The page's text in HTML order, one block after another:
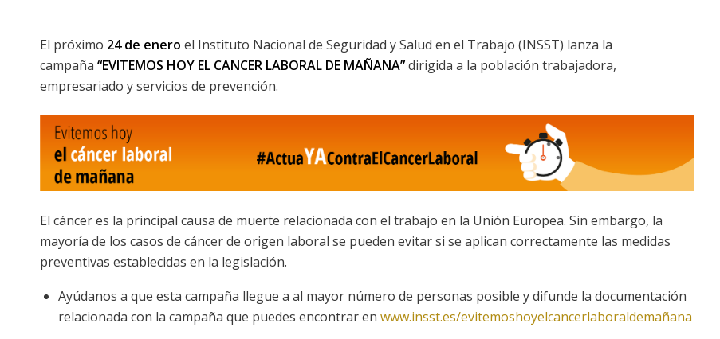
El próximo 24 de enero el Instituto Nacional de Seguridad y Salud en el Trabajo (INSST) lanza la
campaña “EVITEMOS HOY EL CANCER LABORAL DE MAÑANA”dirigida a la población trabajadora,
empresariado y servicios de prevención.
El cáncer es la principal causa de muerte relacionada con el trabajo en la Unión Europea. Sin embargo, la
mayoría de los casos de cáncer de origen laboral se pueden evitar si se aplican correctamente las medidas
preventivas establecidas en la legislación.
Ayúdanos a que esta campaña llegue a al mayor número de personas posible y difunde la documentación
relacionada con la campaña que puedes encontrar en www.insst.es/evitemoshoyelcancerlaboraldemañana